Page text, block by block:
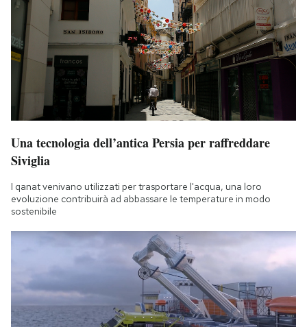
Una tecnologia dell’antica Persia per raffreddare
Siviglia
I qanat venivano utilizzati per trasportare l'acqua, una loro
evoluzione contribuirà ad abbassare le temperature in modo
sostenibile